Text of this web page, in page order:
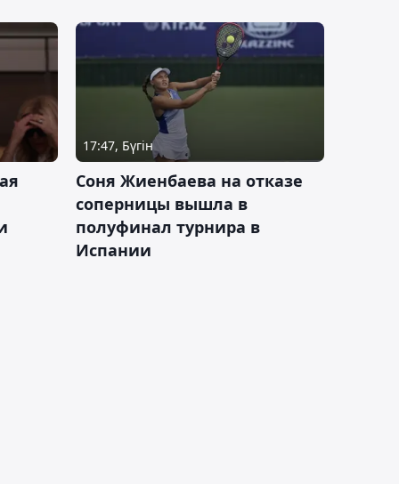
17:47, Бүгін
Соня Жиенбаева на отказе
соперницы вышла в
полуфинал турнира в
Испании